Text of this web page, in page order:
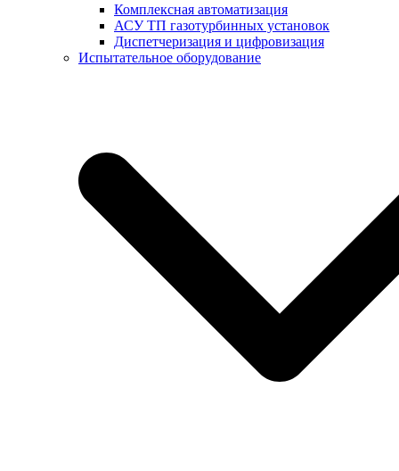
Комплексная автоматизация
АСУ ТП газотурбинных установок
Диспетчеризация и цифровизация
Испытательное оборудование